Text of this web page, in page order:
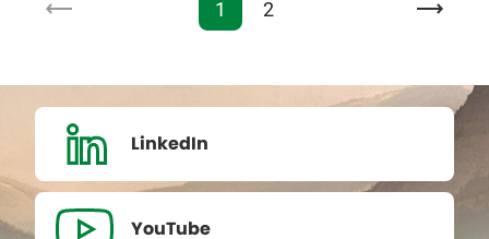
1 2
LinkedIn
YouTube